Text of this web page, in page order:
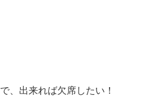
、出来れば欠席したい！